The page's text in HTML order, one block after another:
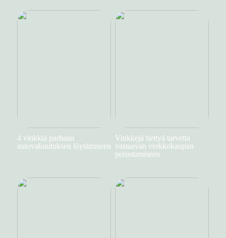
4 vinkkiä parhaan
autovakuutuksen löytämiseen
Vinkkejä tiettyä tarvetta
vastaavan verkkokaupan
perustamiseen